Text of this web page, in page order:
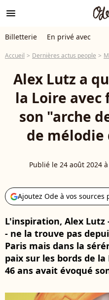
menu
Billetterie En privé avec
Accueil Dernières actus people
Alex Lutz a
la Loire avec
son "arche
de
Publié le 24 août 2024
Ajoutez Ode à vos sources
L'inspiration, Alex Lutz
- ne la trouve pas
Paris mais dans la
paix sur les bords de
46 ans avait évoqué